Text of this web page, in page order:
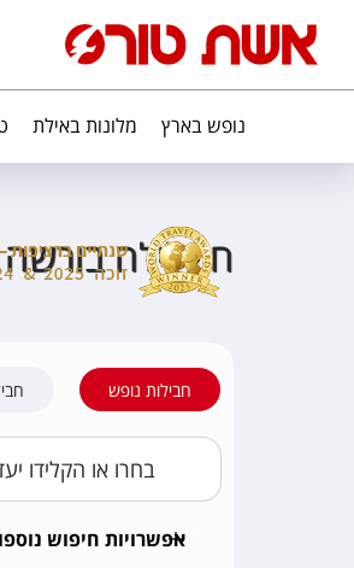
נופש בארץ מלונות באילת
חיי לילה בורשה
חבילות נופש
אפשרויות חיפוש